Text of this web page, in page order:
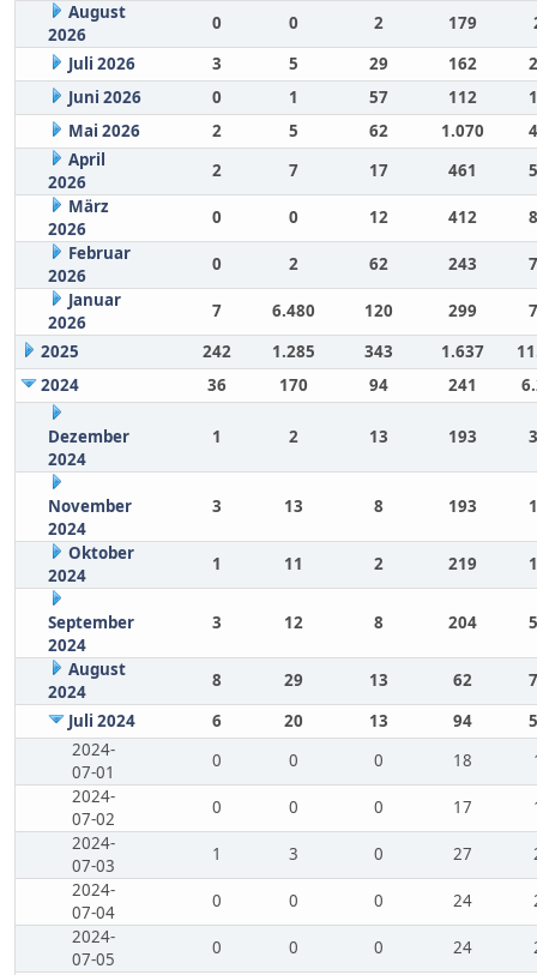
August
2026
0 0 2 179
Juli 2026
3 5 29 162
Juni 2026
0 1 57 112
Mai 2026
2 5 62 1.070
April
2026
2 7 17 461
März
2026
0 0 12 412
Februar
2026
0 2 62 243
Januar
2026
7 6.480 120 299
2025
242 1.285 343 1.637
2024
36 170 94 241
Dezember
2024
1 2 13 193
November
2024
3 13 8 193
Oktober
2024
1 11 2 219
September
2024
3 12 8 204
August
2024
8 29 13 62
Juli 2024
6 20 13 94
2024-
07-01
0 0 0 18
2024-
07-02
0 0 0 17
2024-
07-03
1 3 0 27
2024-
07-04
0 0 0 24
2024-
07-05
0 0 0 24